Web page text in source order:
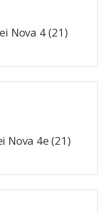
Nova 4 (21)
Nova 4e (21)